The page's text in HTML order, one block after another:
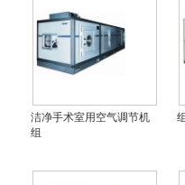
洁净手术室用空气调节机
组